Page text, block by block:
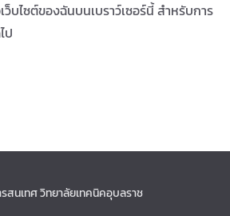
บไซต์ของฉันบนเบราว์เซอร์นี้ สำหรับการ
ป
สนเทศ วิทยาลัยเทคนิคอุบลราช